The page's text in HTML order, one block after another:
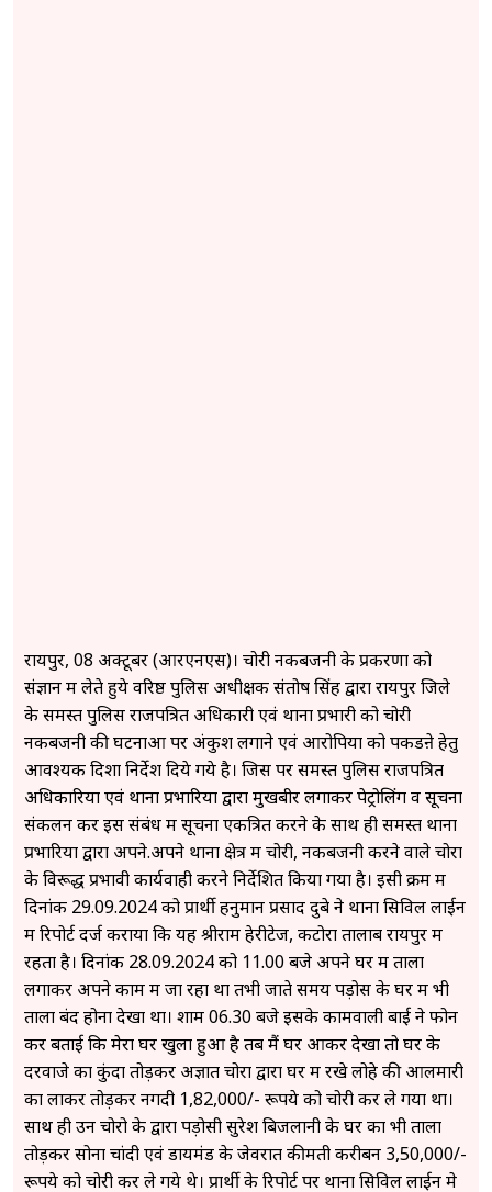
रायपुर, 08 अक्टूबर (आरएनएस)। चोरी नकबजनी के प्रकरणों को
संज्ञान में लेते हुये वरिष्ठ पुलिस अधीक्षक संतोष सिंह द्वारा रायपुर जिले
के समस्त पुलिस राजपत्रित अधिकारी एवं थाना प्रभारी को चोरी
नकबजनी की घटनाओं पर अंकुश लगाने एवं आरोपियों को पकडऩे हेतु
आवश्यक दिशा निर्देश दिये गये है। जिस पर समस्त पुलिस राजपत्रित
अधिकारियों एवं थाना प्रभारियों द्वारा मुखबीर लगाकर पेट्रोलिंग व सूचना
संकलन कर इस संबंध में सूचना एकत्रित करने के साथ ही समस्त थाना
प्रभारियों द्वारा अपने.अपने थाना क्षेत्र में चोरी, नकबजनी करने वाले चोरों
के विरूद्ध प्रभावी कार्यवाही करने निर्देशित किया गया है। इसी क्रम में
दिनांक 29.09.2024 को प्रार्थी हनुमान प्रसाद दुबे ने थाना सिविल लाईन
में रिपोर्ट दर्ज कराया कि यह श्रीराम हेरीटेज, कटोरा तालाब रायपुर में
रहता है। दिनांक 28.09.2024 को 11.00 बजे अपने घर में ताला
लगाकर अपने काम में जा रहा था तभी जाते समय पड़ोस के घर में भी
ताला बंद होना देखा था। शाम 06.30 बजे इसके कामवाली बाई ने फोन
कर बताई कि मेरा घर खुला हुआ है तब मैं घर आकर देखा तो घर के
दरवाजे का कुंदा तोड़कर अज्ञात चोरों द्वारा घर में रखे लोहे की आलमारी
का लाकर तोड़कर नगदी 1,82,000/- रूपये को चोरी कर ले गया था।
साथ ही उन चोरो के द्वारा पड़ोसी सुरेश बिजलानी के घर का भी ताला
तोड़कर सोना चांदी एवं डायमंड के जेवरात कीमती करीबन 3,50,000/-
रूपये को चोरी कर ले गये थे। प्रार्थी के रिपोर्ट पर थाना सिविल लाईन मे